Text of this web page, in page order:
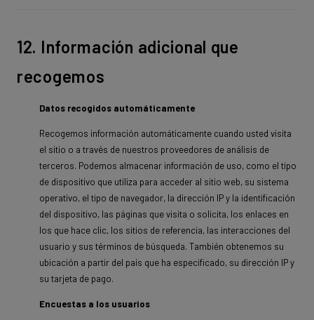
12. Información adicional que
recogemos
Datos recogidos automáticamente
Recogemos información automáticamente cuando usted visita
el sitio o a través de nuestros proveedores de análisis de
terceros. Podemos almacenar información de uso, como el tipo
de dispositivo que utiliza para acceder al sitio web, su sistema
operativo, el tipo de navegador, la dirección IP y la identificación
del dispositivo, las páginas que visita o solicita, los enlaces en
los que hace clic, los sitios de referencia, las interacciones del
usuario y sus términos de búsqueda. También obtenemos su
ubicación a partir del país que ha especificado, su dirección IP y
su tarjeta de pago.
Encuestas a los usuarios